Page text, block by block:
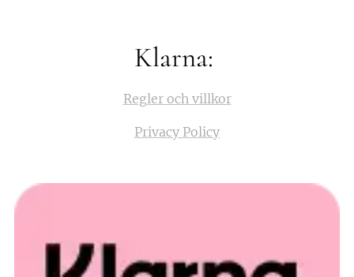
Klarna:
Regler och villkor
Privacy Policy